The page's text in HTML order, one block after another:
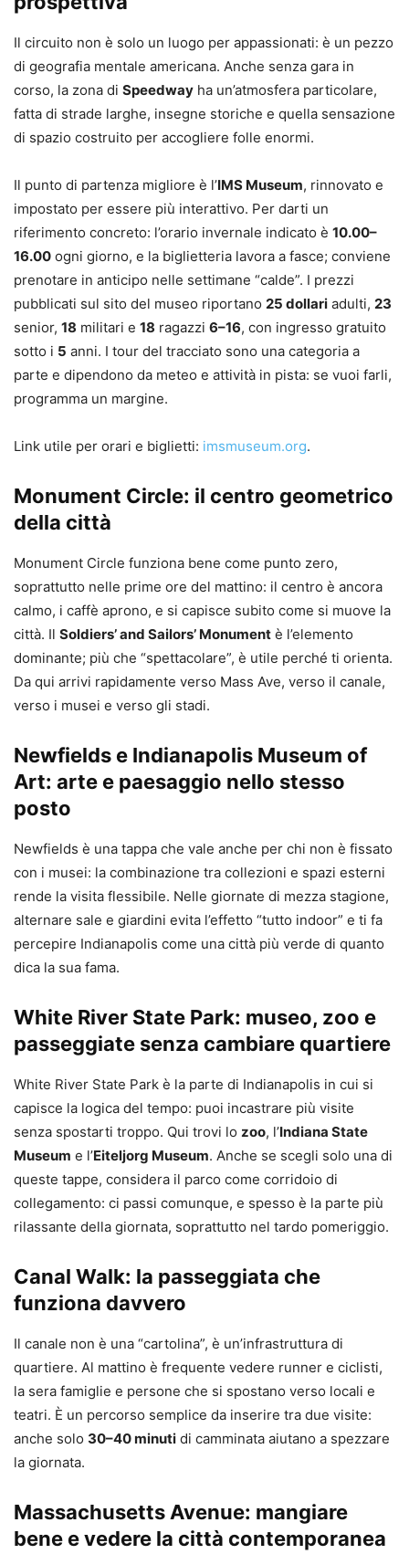
Il circuito non è solo un luogo per appassionati: è un pezzo
di geografia mentale americana. Anche senza gara in
corso, la zona di Speedway ha un’atmosfera particolare,
fatta di strade larghe, insegne storiche e quella sensazione
di spazio costruito per accogliere folle enormi.
Il punto di partenza migliore è l’IMS Museum, rinnovato e
impostato per essere più interattivo. Per darti un
riferimento concreto: l’orario invernale indicato è 10.00–
16.00 ogni giorno, e la biglietteria lavora a fasce; conviene
prenotare in anticipo nelle settimane “calde”. I prezzi
pubblicati sul sito del museo riportano 25 dollari adulti, 23
senior, 18 militari e 18 ragazzi 6–16, con ingresso gratuito
sotto i 5 anni. I tour del tracciato sono una categoria a
parte e dipendono da meteo e attività in pista: se vuoi farli,
programma un margine.
Link utile per orari e biglietti: imsmuseum.org.
Monument Circle: il centro geometrico
della città
Monument Circle funziona bene come punto zero,
soprattutto nelle prime ore del mattino: il centro è ancora
calmo, i caffè aprono, e si capisce subito come si muove la
città. Il Soldiers’ and Sailors’ Monument è l’elemento
dominante; più che “spettacolare”, è utile perché ti orienta.
Da qui arrivi rapidamente verso Mass Ave, verso il canale,
verso i musei e verso gli stadi.
Newfields e Indianapolis Museum of
Art: arte e paesaggio nello stesso
posto
Newfields è una tappa che vale anche per chi non è fissato
con i musei: la combinazione tra collezioni e spazi esterni
rende la visita flessibile. Nelle giornate di mezza stagione,
alternare sale e giardini evita l’effetto “tutto indoor” e ti fa
percepire Indianapolis come una città più verde di quanto
dica la sua fama.
White River State Park: museo, zoo e
passeggiate senza cambiare quartiere
White River State Park è la parte di Indianapolis in cui si
capisce la logica del tempo: puoi incastrare più visite
senza spostarti troppo. Qui trovi lo zoo, l’Indiana State
Museum e l’Eiteljorg Museum. Anche se scegli solo una di
queste tappe, considera il parco come corridoio di
collegamento: ci passi comunque, e spesso è la parte più
rilassante della giornata, soprattutto nel tardo pomeriggio.
Canal Walk: la passeggiata che
funziona davvero
Il canale non è una “cartolina”, è un’infrastruttura di
quartiere. Al mattino è frequente vedere runner e ciclisti,
la sera famiglie e persone che si spostano verso locali e
teatri. È un percorso semplice da inserire tra due visite:
anche solo 30–40 minuti di camminata aiutano a spezzare
la giornata.
Massachusetts Avenue: mangiare
bene e vedere la città contemporanea